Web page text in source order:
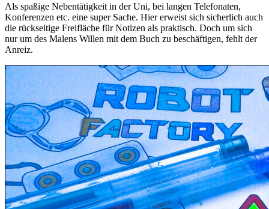
Als spaßige Nebentätigkeit in der Uni, bei langen Telefonaten,
Konferenzen etc. eine super Sache. Hier erweist sich sicherlich auch
die rückseitige Freifläche für Notizen als praktisch. Doch um sich
nur um des Malens Willen mit dem Buch zu beschäftigen, fehlt der
Anreiz.